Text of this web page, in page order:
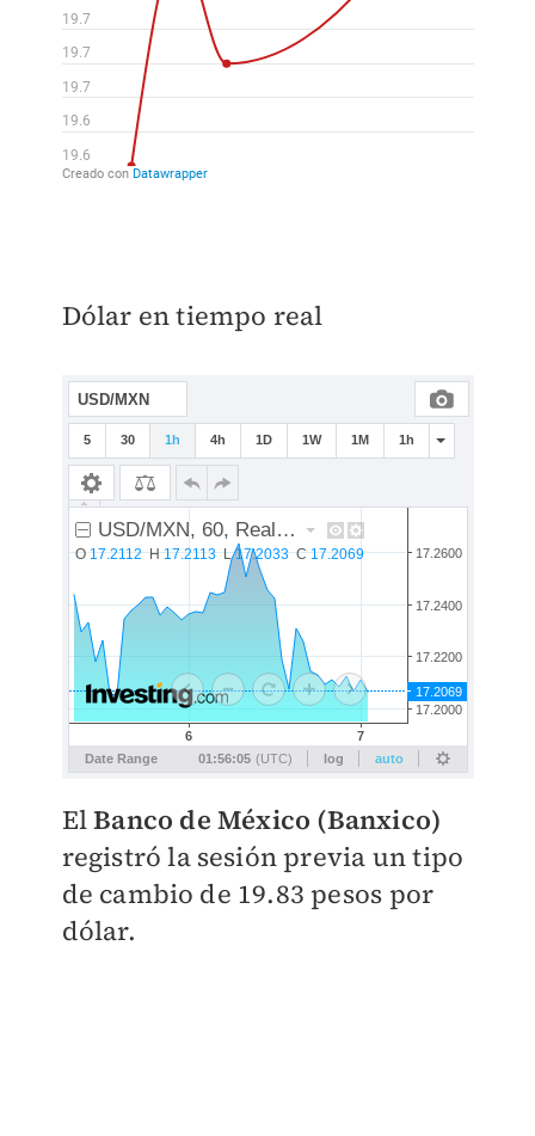
Dólar en tiempo real
ElBanco de México (Banxico)
registró la sesión previa un tipo
de cambio de 19.83 pesos por
dólar.